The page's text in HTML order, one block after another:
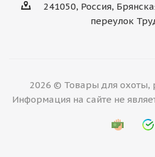
241050, Россия,
переулок
2026 © Товары для охоты,
Информация на сайте не